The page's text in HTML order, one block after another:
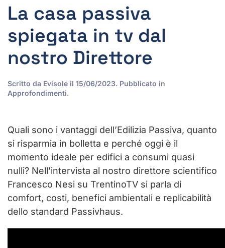
La casa passiva
spiegata in tv dal
nostro Direttore
Scritto da Evisole il 15/06/2023. Pubblicato in
Approfondimenti.
Quali sono i vantaggi dell’Edilizia Passiva, quanto
si risparmia in bolletta e perché oggi è il
momento ideale per edifici a consumi quasi
nulli? Nell’intervista al nostro direttore scientifico
Francesco Nesi su TrentinoTV si parla di
comfort, costi, benefici ambientali e replicabilità
dello standard Passivhaus.